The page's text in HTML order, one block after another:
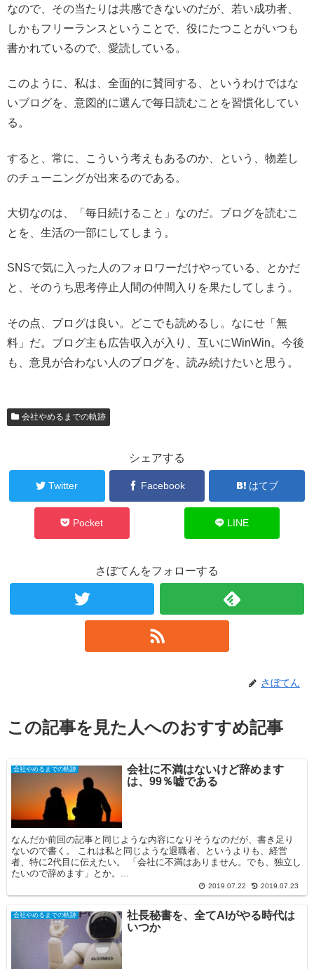
なので、その当たりは共感できないのだが、若い成功者、
しかもフリーランスということで、役にたつことがいつも
書かれているので、愛読している。
このように、私は、全面的に賛同する、というわけではな
いブログを、意図的に選んで毎日読むことを習慣化してい
る。
すると、常に、こういう考えもあるのか、という、物差し
のチューニングが出来るのである。
大切なのは、「毎日続けること」なのだ。ブログを読むこ
とを、生活の一部にしてしまう。
SNSで気に入った人のフォロワーだけやっている、とかだ
と、そのうち思考停止人間の仲間入りを果たしてしまう。
その点、ブログは良い。どこでも読めるし。なにせ「無
料」だ。ブログ主も広告収入が入り、互いにWinWin。今後
も、意見が合わない人のブログを、読み続けたいと思う。
会社やめるまでの軌跡
シェアする
Twitter Facebook はてブ
Pocket LINE
さぼてんをフォローする
さぼてん
この記事を見た人へのおすすめ記事
会社やめるまでの軌跡
会社に不満はないけど辞めます
は、99％嘘である
なんだか前回の記事と同じような内容になりそうなのだが、書き足り
ないので書く。 これは私と同じような退職者、というよりも、経営
者、特に2代目に伝えたい。 「会社に不満はありません。でも、独立し
たいので辞めます」とか。...
2019.07.22 2019.07.23
会社やめるまでの軌跡
社長秘書を、全てAIがやる時代は
いつか